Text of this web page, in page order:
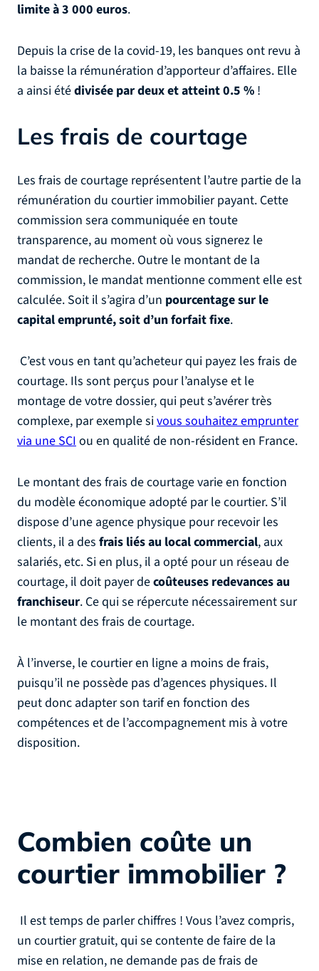
limite à 3 000 euros.
Depuis la crise de la covid-19, les banques ont revu à
la baisse la rémunération d’apporteur d’affaires. Elle
a ainsi étédivisée par deux et atteint 0.5 % !
Les frais de courtage
Les frais de courtage représentent l’autre partie de la
rémunération du courtier immobilier payant. Cette
commission sera communiquée en toute
transparence, au moment où vous signerez le
mandat de recherche. Outre le montant de la
commission, le mandat mentionne comment elle est
calculée. Soit il s’agira d’un pourcentage sur le
capital emprunté, soit d’un forfait fixe.
C’est vous en tant qu’acheteur qui payez les frais de
courtage. Ils sont perçus pour l’analyse et le
montage de votre dossier, qui peut s’avérer très
complexe, par exemple sivous souhaitez emprunter
via une SCIou en qualité de non-résident en France.
Le montant des frais de courtage varie en fonction
du modèle économique adopté par le courtier. S’il
dispose d’une agence physique pour recevoir les
clients, il a des frais liés au local commercial, aux
salariés, etc. Si en plus, il a opté pour un réseau de
courtage, il doit payer decoûteuses redevances au
franchiseur. Ce qui se répercute nécessairement sur
le montant des frais de courtage.
À l’inverse, le courtier en ligne a moins de frais,
puisqu’il ne possède pas d’agences physiques. Il
peut donc adapter son tarif en fonction des
compétences et de l’accompagnement mis à votre
disposition.
Combien coûte un
courtier immobilier ?
Il est temps de parler chiffres ! Vous l’avez compris,
un courtier gratuit, qui se contente de faire de la
mise en relation, ne demande pas de frais de